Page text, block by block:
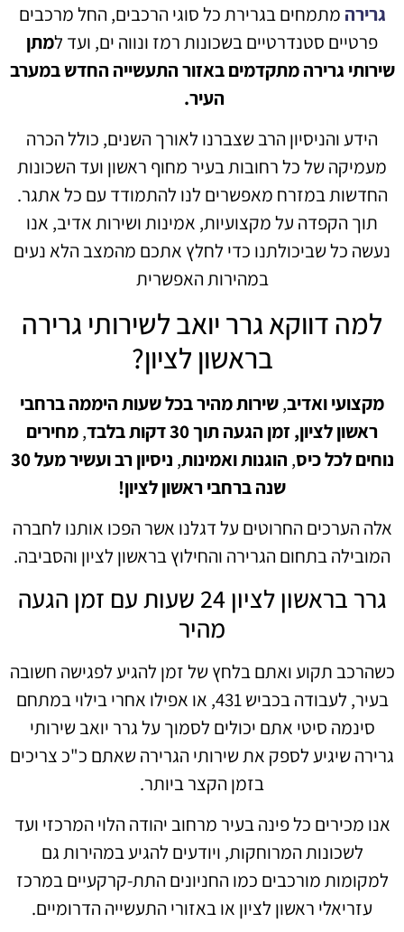
גרירה מתמחים בגרירת כל סוגי הרכבים, החל מרכבים
פרטיים סטנדרטיים בשכונות רמז ונווה ים, ועד למתן
שירותי גרירה מתקדמים באזור התעשייה החדש במערב
העיר.
הידע והניסיון הרב שצברנו לאורך השנים, כולל הכרה
מעמיקה של כל רחובות בעיר מחוף ראשון ועד השכונות
החדשות במזרח מאפשרים לנו להתמודד עם כל אתגר.
תוך הקפדה על מקצועיות, אמינות ושירות אדיב, אנו
נעשה כל שביכולתנו כדי לחלץ אתכם מהמצב הלא נעים
במהירות האפשרית
למה דווקא גרר יואב לשירותי גרירה
בראשון לציון?
מקצועי ואדיב,שירות מהיר בכל שעות היממה ברחבי
ראשון לציון, זמן הגעה תוך 30 דקות בלבד ,מחירים
נוחים לכל כיס, הוגנות ואמינות,
ניסיון רב ועשיר מעל 30
שנה ברחבי ראשון לציון!
אלה הערכים החרוטים על דגלנו אשר הפכו אותנו לחברה
המובילה בתחום הגרירה והחילוץ בראשון לציון והסביבה.
גרר בראשון לציון 24 שעות עם זמן הגעה
מהיר
כשהרכב תקוע ואתם בלחץ של זמן להגיע לפגישה חשובה
בעיר, לעבודה בכביש 431, או אפילו אחרי בילוי במתחם
סינמה סיטי אתם יכולים לסמוך על גרר יואב שירותי
גרירה שיגיע לספק את שירותי הגרירה שאתם כ"כ צריכים
בזמן הקצר ביותר.
אנו מכירים כל פינה בעיר מרחוב יהודה הלוי המרכזי ועד
לשכונות המרוחקות, ויודעים להגיע במהירות גם
למקומות מורכבים כמו החניונים התת-קרקעיים במרכז
עזריאלי ראשון לציון או באזורי התעשייה הדרומיים.